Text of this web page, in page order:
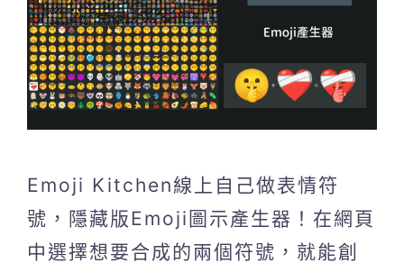
Emoji Kitchen線上自己做表情符
號，隱藏版Emoji圖示產生器！在網頁
中選擇想要合成的兩個符號，就能創